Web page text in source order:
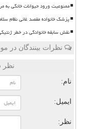
ممنوعیت ورود حیوانات خانگی به
پزشک خانواده مقصد غائی نظام
نقش سابقه خانوادگی در خطر
نظرات بینندگان در
نظر
نام:
ایمیل:
نظر: